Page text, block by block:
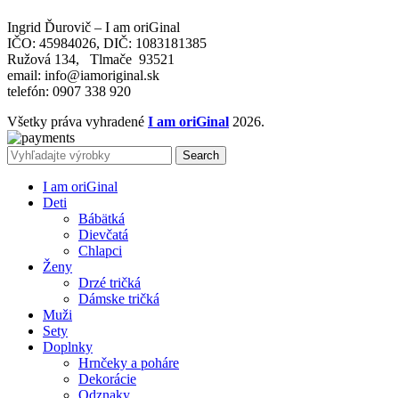
Ingrid Ďurovič – I am oriGinal
IČO: 45984026, DIČ: 1083181385
Ružová 134, Tlmače 93521
email: info@iamoriginal.sk
telefón: 0907 338 920
Všetky práva vyhradené I am oriGinal 2026.
Search
I am oriGinal
Deti
Bábätká
Dievčatá
Chlapci
Ženy
Drzé tričká
Dámske tričká
Muži
Sety
Doplnky
Hrnčeky a poháre
Dekorácie
Odznaky